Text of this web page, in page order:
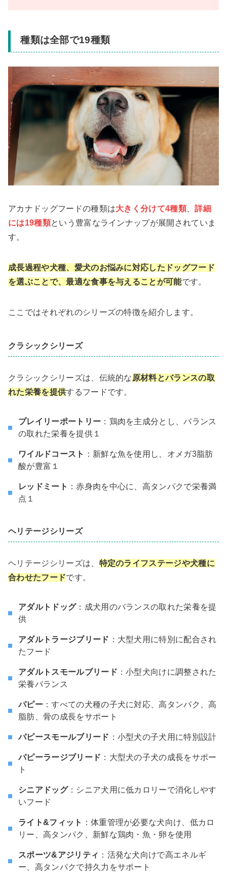
種類は全部で19種類
アカナドッグフードの種類は大きく分けて4種類 、詳細
には19種類という豊富なラインナップが展開されていま
す。
成長過程や犬種、愛犬のお悩みに対応したドッグフード
を選ぶことで、最適な食事を与えることが可能です。
ここではそれぞれのシリーズの特徴を紹介します。
クラシックシリーズ
クラシックシリーズは、伝統的な 原材料とバランスの取
れた栄養を提供するフードです。
プレイリーポートリー ：鶏肉を主成分とし、バランス
の取れた栄養を提供１
ワイルドコースト
：新鮮な魚を使用し、オメガ3脂肪
酸が豊富１
レッドミート ：赤身肉を中心に、高タンパクで栄養満
点１
ヘリテージシリーズ
ヘリテージシリーズは、 特定のライフステージや犬種に
合わせたフードです。
アダルトドッグ：成犬用のバランスの取れた栄養を提
供
アダルトラージブリード ：大型犬用に特別に配合され
たフード
アダルトスモールブリード ：小型犬向けに調整された
栄養バランス
パピー：すべての犬種の子犬に対応、高タンパク、高
脂肪、骨の成長をサポート
パピースモールブリード ：小型犬の子犬用に特別設計
パピーラージブリード ：大型犬の子犬の成長をサポー
ト
シニアドッグ：シニア犬用に低カロリーで消化しやす
いフード
ライト&フィット
：体重管理が必要な犬向け、低カロ
リー、高タンパク、新鮮な鶏肉・魚・卵を使用
スポーツ&アジリティ ：活発な犬向けで高エネルギ
ー、高タンパクで持久力をサポート